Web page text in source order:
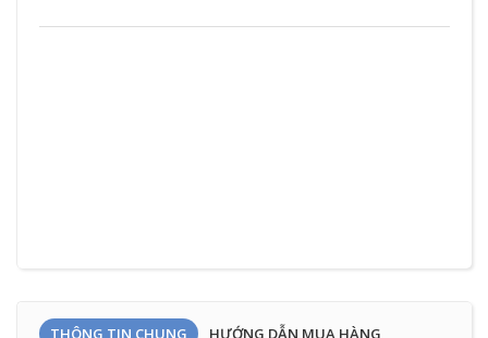
THÔNG TIN CHUNG
HƯỚNG DẪN MUA HÀNG